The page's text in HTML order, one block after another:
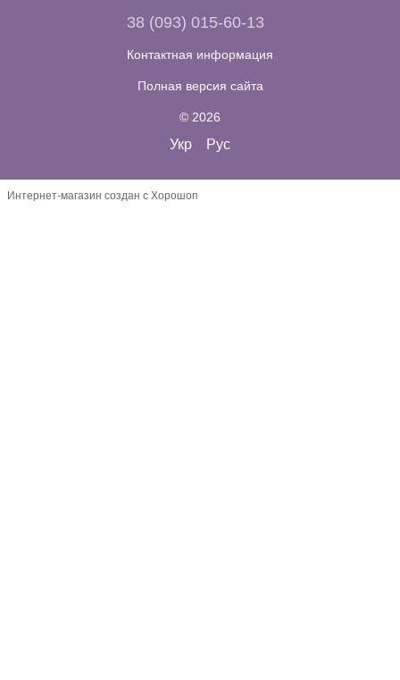
38 (093) 015-60-13
Контактная информация
Полная версия сайта
© 2026
Укр Рус
Интернет-магазин создан с Хорошоп